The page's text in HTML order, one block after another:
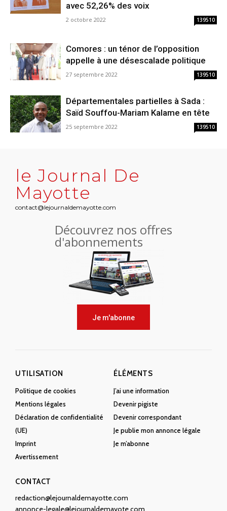
avec 52,26% des voix
2 octobre 2022 139510
Comores : un ténor de l’opposition
appelle à une désescalade politique
27 septembre 2022 139510
Départementales partielles à Sada :
Saïd Souffou-Mariam Kalame en tête
25 septembre 2022 139510
le Journal De
Mayotte
contact@lejournaldemayotte.com
Découvrez nos offres
d'abonnements
Je m'abonne
UTILISATION
Politique de cookies
Mentions légales
Déclaration de confidentialité
(UE)
Imprint
Avertissement
ÉLÉMENTS
J’ai une information
Devenir pigiste
Devenir correspondant
Je publie mon annonce légale
Je m’abonne
CONTACT
redaction@lejournaldemayotte.com
annonce-legale@lejournaldemayote.com